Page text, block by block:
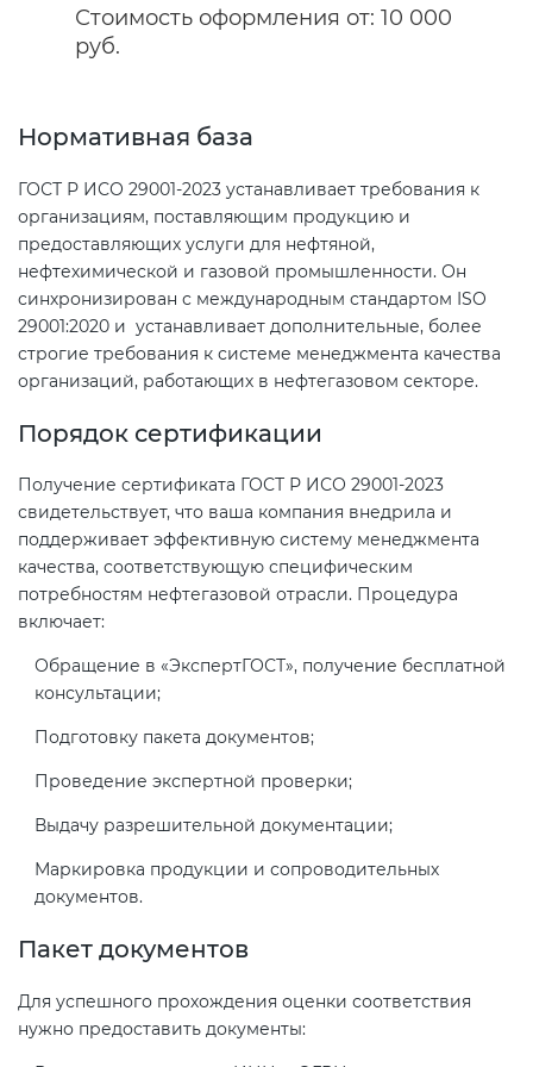
Стоимость оформления от: 10 000
руб.
Нормативная база
ГОСТ Р ИСО 29001-2023 устанавливает требования к
организациям, поставляющим продукцию и
предоставляющих услуги для нефтяной,
нефтехимической и газовой промышленности. Он
синхронизирован с международным стандартом ISO
29001:2020 и устанавливает дополнительные, более
строгие требования к системе менеджмента качества
организаций, работающих в нефтегазовом секторе.
Порядок сертификации
Получение сертификата ГОСТ Р ИСО 29001-2023
свидетельствует, что ваша компания внедрила и
поддерживает эффективную систему менеджмента
качества, соответствующую специфическим
потребностям нефтегазовой отрасли. Процедура
включает:
Обращение в «ЭкспертГОСТ», получение бесплатной
консультации;
Подготовку пакета документов;
Проведение экспертной проверки;
Выдачу разрешительной документации;
Маркировка продукции и сопроводительных
документов.
Пакет документов
Для успешного прохождения оценки соответствия
нужно предоставить документы:
Сертификация бытовой техники
промышленности
Сертификация мебели
Сертификация упаковки
Сертификация импортной
продукции
Сертификация для
Сертификация детских товаров
Сертификация спортивных
товаров
Сертификация электротехники
Сертификация ресурсов
Остальное
БАДы
Сертификат ГОСТ Р ИСО/МЭК
20000-1-2021
Сертификат ГОСТ Р ИСО 26000-
2012
Сертификат ГОСТ Р ИСО/МЭК
27001-2021
Сертификат на ИСМ
Регистрация товарного знака
(торговой марки) в Роспатенте
Регистрация товарного знака
(торговой марки) в Роспатенте
Регистрация товарного знака
(торговой марки) в Роспатенте
Заключение ФСТЭК
Декларация связи Минцифры
О безопасности дорог (ТР ТС
О безопасности оборудования
средах (ТР ТС 012/2011)
ТР ТС 011/2011 «Безопасность
лифтов»
О требованиях к средствам
безопасности и пожаротушения
Декларация соответствия ТР ТС
004/2011
Декларация ТР ТС
Декларирование косметики (ТР
ТС 009)
по схеме 5Д (ТР ТС 010)
Декларирование пищевой
продукции (ТР ТС 021)
Декларирование алкогольной
продукции (ТР ЕАЭС 047)